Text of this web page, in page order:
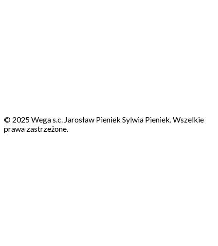
© 2025 Wega s.c. Jarosław Pieniek Sylwia Pieniek. Wszelkie
prawa zastrzeżone.